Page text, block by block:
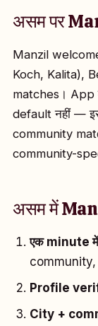
असम पर
Manzil
Koch, Kalita),
matches।
default नहीं —
community
community-
असम में
एक minute
Profile
City +